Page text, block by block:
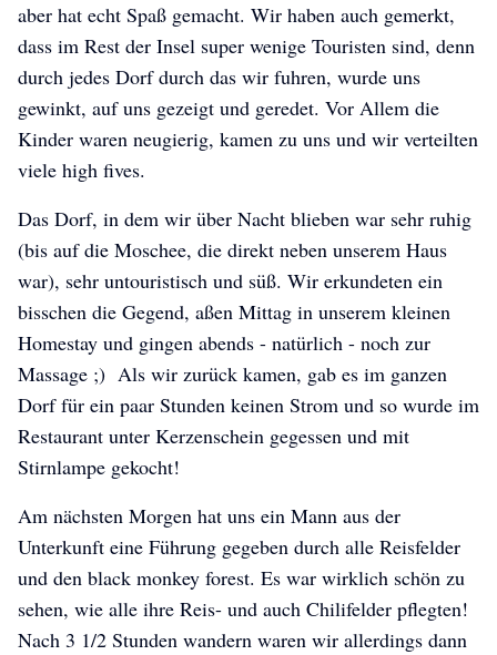
aber hat echt Spaß gemacht. Wir haben auch gemerkt,
dass im Rest der Insel super wenige Touristen sind, denn
durch jedes Dorf durch das wir fuhren, wurde uns
gewinkt, auf uns gezeigt und geredet. Vor Allem die
Kinder waren neugierig, kamen zu uns und wir verteilten
viele high fives.
Das Dorf, in dem wir über Nacht blieben war sehr ruhig
(bis auf die Moschee, die direkt neben unserem Haus
war), sehr untouristisch und süß. Wir erkundeten ein
bisschen die Gegend, aßen Mittag in unserem kleinen
Homestay und gingen abends - natürlich - noch zur
Massage ;) Als wir zurück kamen, gab es im ganzen
Dorf für ein paar Stunden keinen Strom und so wurde im
Restaurant unter Kerzenschein gegessen und mit
Stirnlampe gekocht!
Am nächsten Morgen hat uns ein Mann aus der
Unterkunft eine Führung gegeben durch alle Reisfelder
und den black monkey forest. Es war wirklich schön zu
sehen, wie alle ihre Reis- und auch Chilifelder pflegten!
Nach 3 1/2 Stunden wandern waren wir allerdings dann